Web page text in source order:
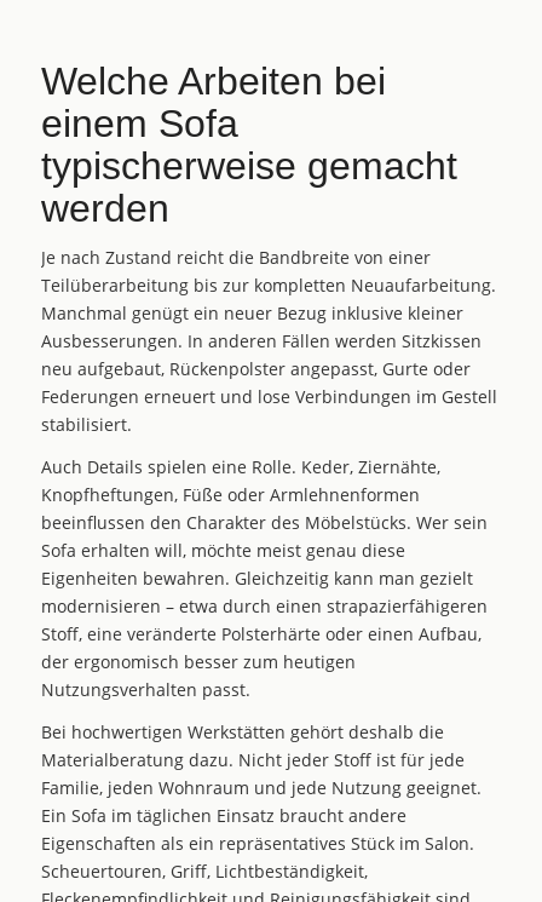
Welche Arbeiten bei
einem Sofa
typischerweise gemacht
werden
Je nach Zustand reicht die Bandbreite von einer
Teilüberarbeitung bis zur kompletten Neuaufarbeitung.
Manchmal genügt ein neuer Bezug inklusive kleiner
Ausbesserungen. In anderen Fällen werden Sitzkissen
neu aufgebaut, Rückenpolster angepasst, Gurte oder
Federungen erneuert und lose Verbindungen im Gestell
stabilisiert.
Auch Details spielen eine Rolle. Keder, Ziernähte,
Knopfheftungen, Füße oder Armlehnenformen
beeinflussen den Charakter des Möbelstücks. Wer sein
Sofa erhalten will, möchte meist genau diese
Eigenheiten bewahren. Gleichzeitig kann man gezielt
modernisieren – etwa durch einen strapazierfähigeren
Stoff, eine veränderte Polsterhärte oder einen Aufbau,
der ergonomisch besser zum heutigen
Nutzungsverhalten passt.
Bei hochwertigen Werkstätten gehört deshalb die
Materialberatungdazu. Nicht jeder Stoff ist für jede
Familie, jeden Wohnraum und jede Nutzung geeignet.
Ein Sofa im täglichen Einsatz braucht andere
Eigenschaften als ein repräsentatives Stück im Salon.
Scheuertouren, Griff, Lichtbeständigkeit,